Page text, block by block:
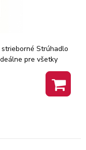
Strúhadlo
pre všetky
tri rôzne otvory pre
typu Jumbo
či písanie. Tuha
v Grip dizajne ·